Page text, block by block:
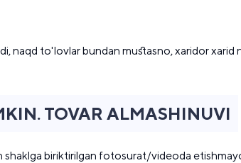
naqd to'lovlar bundan mustasno, xaridor xarid
TOVAR ALMASHINUVI
biriktirilgan fotosurat/videoda